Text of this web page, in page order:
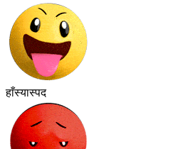
हाँस्यास्पद